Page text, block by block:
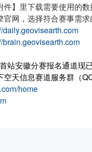
】里下载需要使用的
网，选择符合赛事需
daily.geovisearth.com
brain.geovisearth.com
站安徽分赛报名通道
天信息赛道服务群（
home